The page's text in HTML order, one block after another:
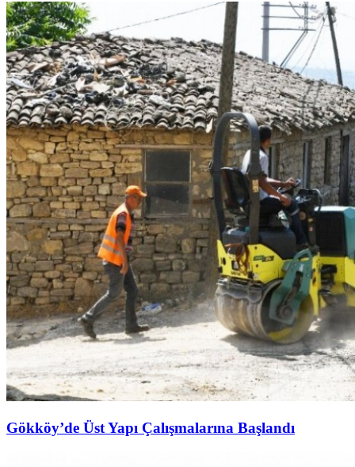
Gökköy’de Üst Yapı Çalışmalarına Başlandı